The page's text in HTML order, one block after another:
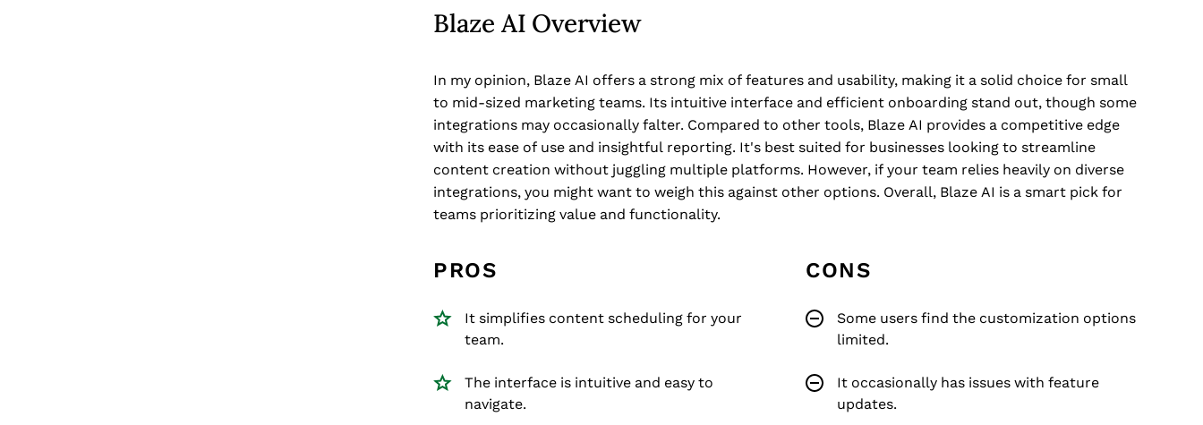
Blaze AI Overview
In my opinion, Blaze AI offers a strong mix of features and usability, making it a solid choice for small
to mid-sized marketing teams. Its intuitive interface and efficient onboarding stand out, though some
integrations may occasionally falter. Compared to other tools, Blaze AI provides a competitive edge
with its ease of use and insightful reporting. It's best suited for businesses looking to streamline
content creation without juggling multiple platforms. However, if your team relies heavily on diverse
integrations, you might want to weigh this against other options. Overall, Blaze AI is a smart pick for
teams prioritizing value and functionality.
PROS
It simplifies content scheduling for your
team.
The interface is intuitive and easy to
navigate.
CONS
Some users find the customization options
limited.
It occasionally has issues with feature
updates.